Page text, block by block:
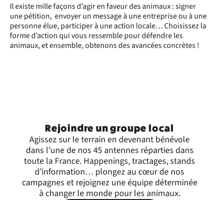
Il existe mille façons d’agir en faveur des animaux : signer
une pétition, envoyer un message à une entreprise ou à une
personne élue, participer à une action locale… Choisissez la
forme d’action qui vous ressemble pour défendre les
animaux, et ensemble, obtenons des avancées concrètes !
Rejoindre un groupe local
Agissez sur le terrain en devenant bénévole
dans l’une de nos 45 antennes réparties dans
toute la France. Happenings, tractages, stands
d’information… plongez au cœur de nos
campagnes et rejoignez une équipe déterminée
à changer le monde pour les animaux.